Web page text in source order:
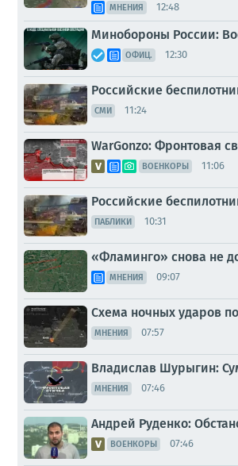
МНЕНИЯ 12:48
Минобороны России:
ОФИЦ. 12:30
Российские
СМИ 11:24
WarGonzo: Фронтовая
ВОЕНКОРЫ 11:06
Российские
ПАБЛИКИ 10:31
«Фламинго» снова не
МНЕНИЯ 09:07
Схема ночных ударов
МНЕНИЯ 07:57
Владислав Шурыгин:
МНЕНИЯ 07:46
Андрей Руденко:
ВОЕНКОРЫ 07:46